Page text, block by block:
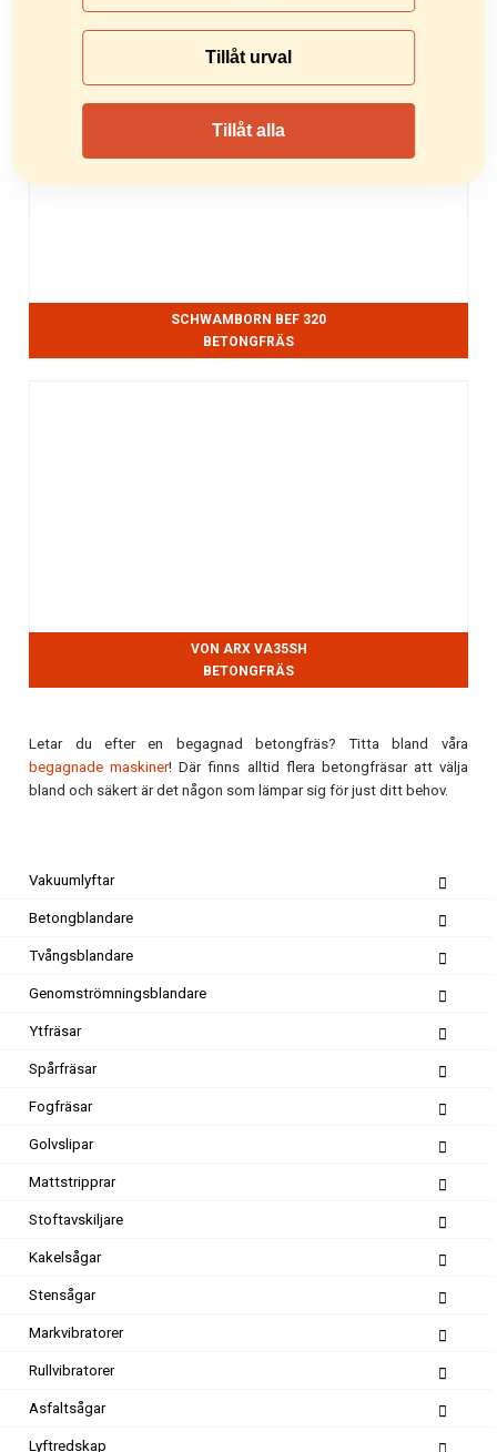
Tillåt urval
Tillåt alla
BETONGFRÄS
SCHWAMBORN BEF 320
BETONGFRÄS
VON ARX VA35SH
BETONGFRÄS
Letar du efter en begagnad betongfräs? Titta bland våra
begagnade maskiner! Där finns alltid flera betongfräsar att välja
bland och säkert är det någon som lämpar sig för just ditt behov.
Vakuumlyftar
Betongblandare
Tvångsblandare
Genomströmningsblandare
Ytfräsar
Spårfräsar
Fogfräsar
Golvslipar
Mattstripprar
Stoftavskiljare
Kakelsågar
Stensågar
Markvibratorer
Rullvibratorer
Asfaltsågar
Lyftredskap